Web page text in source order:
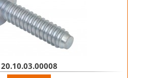
20.10.03.00008